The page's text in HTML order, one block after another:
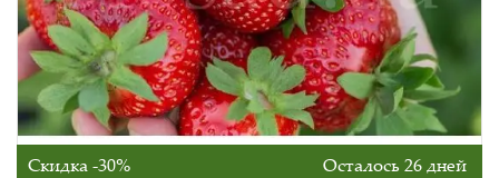
Скидка -30% Осталось 26 дней